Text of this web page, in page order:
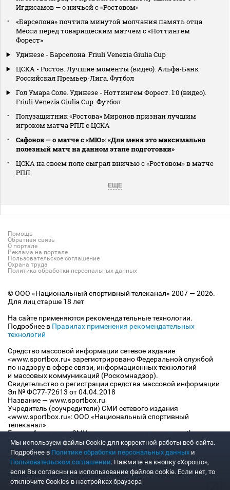
Игдисамов — о ничьей с «Ростовом»
«Барселона» почтила минутой молчания память отца
Месси перед товарищеским матчем с «Ноттингем
Форест»
Удинезе - Барселона. Friuli Venezia Giulia Cup
ЦСКА - Ростов. Лучшие моменты (видео). Альфа-Банк
Российская Премьер-Лига. Футбол
Гол Умара Соле. Удинезе - Ноттингем Форест. 1:0 (видео).
Friuli Venezia Giulia Cup. Футбол
Полузащитник «Ростова» Миронов признан лучшим
игроком матча РПЛ с ЦСКА
Сафонов — о матче с «МЮ»: «Для меня это максимально
полезный матч на данном этапе подготовки»
ЦСКА на своем поле сыграл вничью с «Ростовом» в матче
РПЛ
ЕЩЕ
Помощь
Обратная связь
О портале
Реклама на портале
Пользовательское соглашение
Охрана труда
Политика обработки персональных данных
© ООО «Национальный спортивный телеканал» 2007 — 2026.
Для лиц старше 18 лет
На сайте применяются рекомендательные технологии.
Подробнее в Правилах применения рекомендательных
технологий
Средство массовой информации сетевое издание
«www.sportbox.ru» зарегистрировано Федеральной службой
по надзору в сфере связи, информационных технологий
и массовых коммуникаций (Роскомнадзор).
Свидетельство о регистрации средства массовой информации
Эл № ФС77-72613 от 04.04.2018
Название — www.sportbox.ru
Учредитель (соучредители) СМИ сетевого издания
«www.sportbox.ru»: ООО «Национальный спортивный
телеканал»
Главный редактор СМИ сетевого издания «www.sportbox.ru»:
Конов В.А.
Номер телефона редакции СМИ сетевого издания
«www.sportbox.ru»: +7 (495) 653 8419
Адрес электронной почты редакции СМИ сетевого издания
«www.sportbox.ru»: editor@sportbox.ru
Мы используем файлы Сookie для корректной работы веб-сайта.
Подробнее в Политике обработки персональных данных и
Пользовательском соглашении. Нажмите на кнопку «Хорошо»,
если Вы согласны на использование файлов cookie. Если нет, то
отключите Cookies в настройках браузера